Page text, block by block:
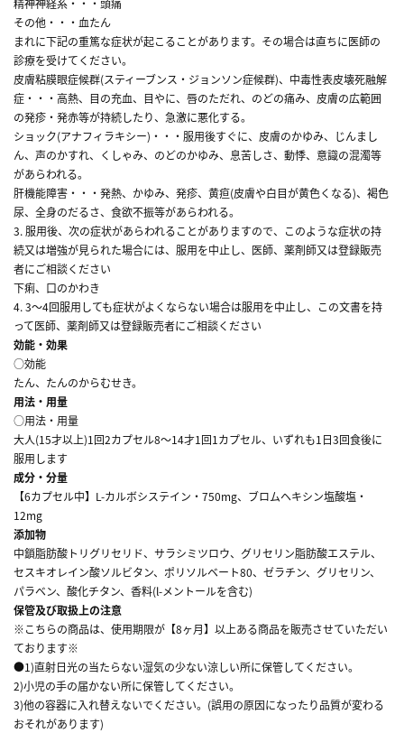
その他・・・血たん
まれに下記の重篤な症状が起こることがあります。その場合は直ちに医師の
診療を受けてください。
皮膚粘膜眼症候群(スティーブンス・ジョンソン症候群)、中毒性表皮壊死融解
症・・・高熱、目の充血、目やに、唇のただれ、のどの痛み、皮膚の広範囲
の発疹・発赤等が持続したり、急激に悪化する。
ショック(アナフィラキシー)・・・服用後すぐに、皮膚のかゆみ、じんまし
ん、声のかすれ、くしゃみ、のどのかゆみ、息苦しさ、動悸、意識の混濁等
があらわれる。
肝機能障害・・・発熱、かゆみ、発疹、黄疸(皮膚や白目が黄色くなる)、褐色
尿、全身のだるさ、食欲不振等があらわれる。
3. 服用後、次の症状があらわれることがありますので、このような症状の持
続又は増強が見られた場合には、服用を中止し、医師、薬剤師又は登録販売
者にご相談ください
下痢、口のかわき
4. 3～4回服用しても症状がよくならない場合は服用を中止し、この文書を持
って医師、薬剤師又は登録販売者にご相談ください
効能・効果
○効能
たん、たんのからむせき。
用法・用量
○用法・用量
大人(15才以上)1回2カプセル8～14才1回1カプセル、いずれも1日3回食後に
服用します
成分・分量
【6カプセル中】L-カルボシステイン・750mg、ブロムヘキシン塩酸塩・
12mg
添加物
中鎖脂肪酸トリグリセリド、サラシミツロウ、グリセリン脂肪酸エステル、
セスキオレイン酸ソルビタン、ポリソルベート80、ゼラチン、グリセリン、
パラベン、酸化チタン、香料(l-メントールを含む)
保管及び取扱上の注意
※こちらの商品は、使用期限が【8ヶ月】以上ある商品を販売させていただい
ております※
●1)直射日光の当たらない湿気の少ない涼しい所に保管してください。
2)小児の手の届かない所に保管してください。
3)他の容器に入れ替えないでください。(誤用の原因になったり品質が変わる
おそれがあります)